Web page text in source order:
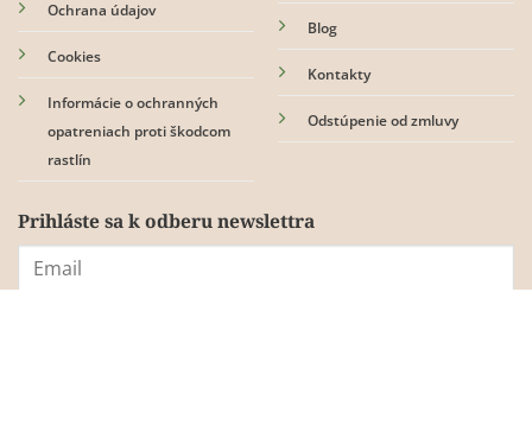
Ochrana údajov
Cookies
Informácie o ochranných
opatreniach proti škodcom
rastlín
Blog
Kontakty
Odstúpenie od zmluvy
Prihláste sa k odberu newslettra